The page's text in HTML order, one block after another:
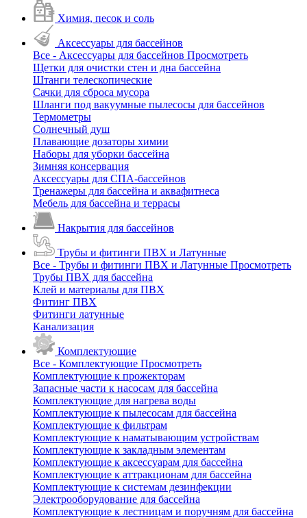
Химия, песок и соль
Аксессуары для бассейнов
Все - Аксессуары для бассейнов Просмотреть
Щетки для очистки стен и дна бассейна
Штанги телескопические
Сачки для сброса мусора
Шланги под вакуумные пылесосы для бассейнов
Термометры
Солнечный душ
Плавающие дозаторы химии
Наборы для уборки бассейна
Зимняя консервация
Аксессуары для СПА-бассейнов
Тренажеры для бассейна и аквафитнеса
Мебель для бассейна и террасы
Накрытия для бассейнов
Трубы и фитинги ПВХ и Латунные
Все - Трубы и фитинги ПВХ и Латунные Просмотреть
Трубы ПВХ для бассейна
Клей и материалы для ПВХ
Фитинг ПВХ
Фитинги латунные
Канализация
Комплектующие
Все - Комплектующие Просмотреть
Комплектующие к прожекторам
Запасные части к насосам для бассейна
Комплектующие для нагрева воды
Комплектующие к пылесосам для бассейна
Комплектующие к фильтрам
Комплектующие к наматывающим устройствам
Комплектующие к закладным элементам
Комплектующие к аксессуарам для бассейна
Комплектующие к аттракционам для бассейна
Комплектующие к системам дезинфекции
Электрооборудование для бассейна
Комплектующие к лестницам и поручням для бассейна